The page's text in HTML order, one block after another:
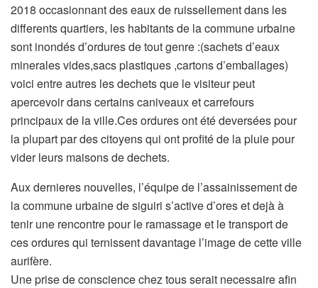
2018 occasionnant des eaux de ruissellement dans les
differents quartiers, les habitants de la commune urbaine
sont inondés d’ordures de tout genre :(sachets d’eaux
minerales vides,sacs plastiques ,cartons d’emballages)
voici entre autres les dechets que le visiteur peut
apercevoir dans certains caniveaux et carrefours
principaux de la ville.Ces ordures ont été deversées pour
la plupart par des citoyens qui ont profité de la pluie pour
vider leurs maisons de dechets.
Aux dernieres nouvelles, l’équipe de l’assainissement de
la commune urbaine de siguiri s’active d’ores et dejà à
tenir une rencontre pour le ramassage et le transport de
ces ordures qui ternissent davantage l’image de cette ville
aurifère.
Une prise de conscience chez tous serait necessaire afin